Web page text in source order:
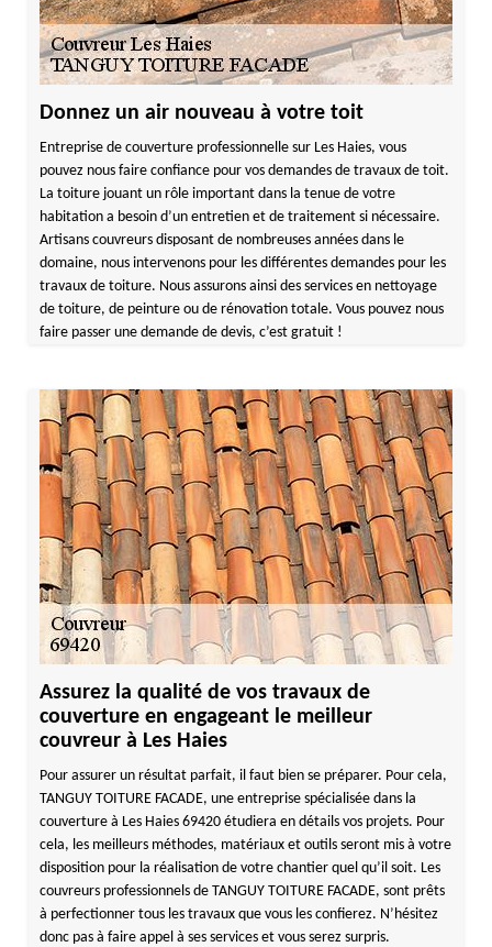
Donnez un air nouveau à votre toit
Entreprise de couverture professionnelle sur Les Haies, vous
pouvez nous faire confiance pour vos demandes de travaux de toit.
La toiture jouant un rôle important dans la tenue de votre
habitation a besoin d’un entretien et de traitement si nécessaire.
Artisans couvreurs disposant de nombreuses années dans le
domaine, nous intervenons pour les différentes demandes pour les
travaux de toiture. Nous assurons ainsi des services en nettoyage
de toiture, de peinture ou de rénovation totale. Vous pouvez nous
faire passer une demande de devis, c’est gratuit !
Assurez la qualité de vos travaux de
couverture en engageant le meilleur
couvreur à Les Haies
Pour assurer un résultat parfait, il faut bien se préparer. Pour cela,
TANGUY TOITURE FACADE, une entreprise spécialisée dans la
couverture à Les Haies 69420 étudiera en détails vos projets. Pour
cela, les meilleurs méthodes, matériaux et outils seront mis à votre
disposition pour la réalisation de votre chantier quel qu’il soit. Les
couvreurs professionnels de TANGUY TOITURE FACADE, sont prêts
à perfectionner tous les travaux que vous les confierez. N’hésitez
donc pas à faire appel à ses services et vous serez surpris.